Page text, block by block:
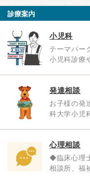
診療案内
小児科
テーマパー
小児科診療
発達相談
お子様の発
科大学小児
心理相談
◆臨床心理
相談所、福